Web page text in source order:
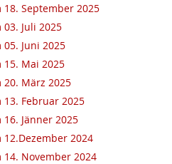
September 2025
Juli 2025
Juni 2025
Mai 2025
März 2025
Februar 2025
Jänner 2025
2024
November 2024